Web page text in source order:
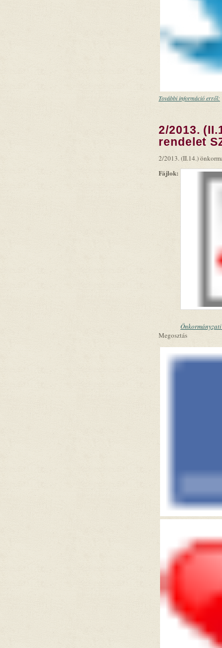
További információ erről:
2/2013.
rendelet
2/2013. (II.14.)
Fájlok:
Megosztás